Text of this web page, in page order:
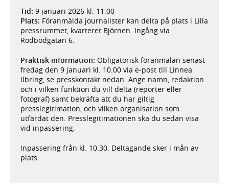
Tid: 9 januari 2026 kl. 11.00
Plats: Föranmälda journalister kan delta på plats i Lilla
pressrummet, kvarteret Björnen. Ingång via
Rödbodgatan 6.
Praktisk information: Obligatorisk föranmälan senast
fredag den 9 januari kl. 10.00 via e-post till Linnea
Ilbring, se presskontakt nedan. Ange namn, redaktion
och i vilken funktion du vill delta (reporter eller
fotograf) samt bekräfta att du har giltig
presslegitimation, och vilken organisation som
utfärdat den. Presslegitimationen ska du sedan visa
vid inpassering.
Inpassering från kl. 10.30. Deltagande sker i mån av
plats.